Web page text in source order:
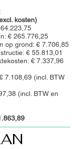
kosten)
€ 265.776,25
op grond: € 7.706,85
€ 55.813,01
€ 7.337,96
7.108,69 (incl. BTW
(incl. BTW en